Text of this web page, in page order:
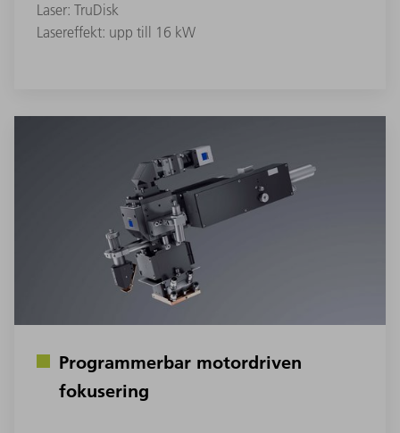
Laser: TruDisk
Lasereffekt: upp till 16 kW
Programmerbar motordriven
fokusering